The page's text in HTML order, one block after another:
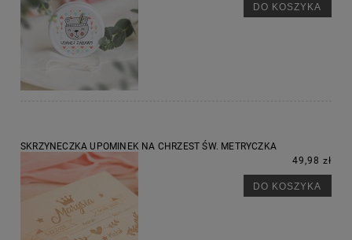
DO KOSZYKA
SKRZYNECZKA UPOMINEK NA CHRZEST ŚW. METRYCZKA
49,98 zł
DO KOSZYKA